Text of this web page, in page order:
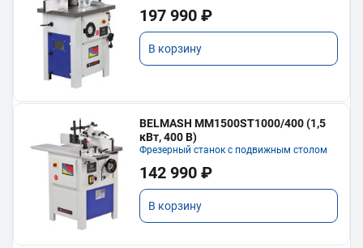
197 990 ₽
В корзину
BELMASH MM1500ST1000/400 (1,5
кВт, 400 В)
Фрезерный станок с подвижным столом
142 990 ₽
В корзину